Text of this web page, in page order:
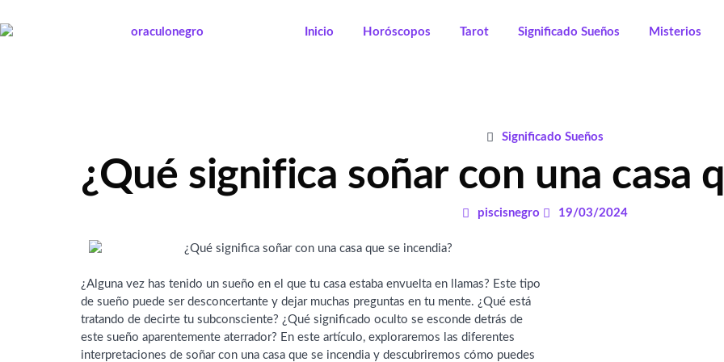
al
Inicio Horóscopos Tarot Significado Sueños Misterios
Significado Sueños
¿Qué significa soñar con una casa
piscisnegro 19/03/2024
¿Alguna vez has tenido un sueño en el que tu casa estaba envuelta en llamas? Este tipo
de sueño puede ser desconcertante y dejar muchas preguntas en tu mente. ¿Qué está
tratando de decirte tu subconsciente? ¿Qué significado oculto se esconde detrás de
este sueño aparentemente aterrador? En este artículo, exploraremos las diferentes
interpretaciones de soñar con una casa que se incendia y descubriremos cómo puedes